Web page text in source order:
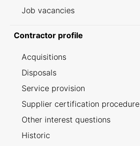
Job vacancies
Contractor profile
Acquisitions
Disposals
Service provision
Supplier certification procedure
Other interest questions
Historic